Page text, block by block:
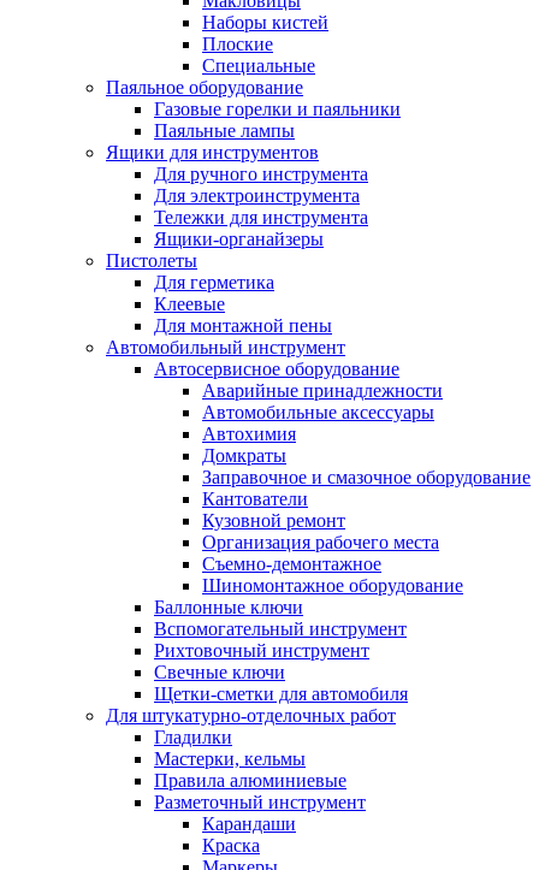
Наборы кистей
Плоские
Специальные
Паяльное оборудование
Газовые горелки и паяльники
Паяльные лампы
Ящики для инструментов
Для ручного инструмента
Для электроинструмента
Тележки для инструмента
Ящики-органайзеры
Пистолеты
Для герметика
Клеевые
Для монтажной пены
Автомобильный инструмент
Автосервисное оборудование
Аварийные принадлежности
Автомобильные аксессуары
Автохимия
Домкраты
Заправочное и смазочное оборудование
Кантователи
Кузовной ремонт
Организация рабочего места
Съемно-демонтажное
Шиномонтажное оборудование
Баллонные ключи
Вспомогательный инструмент
Рихтовочный инструмент
Свечные ключи
Щетки-сметки для автомобиля
Для штукатурно-отделочных работ
Гладилки
Мастерки, кельмы
Правила алюминиевые
Разметочный инструмент
Карандаши
Краска